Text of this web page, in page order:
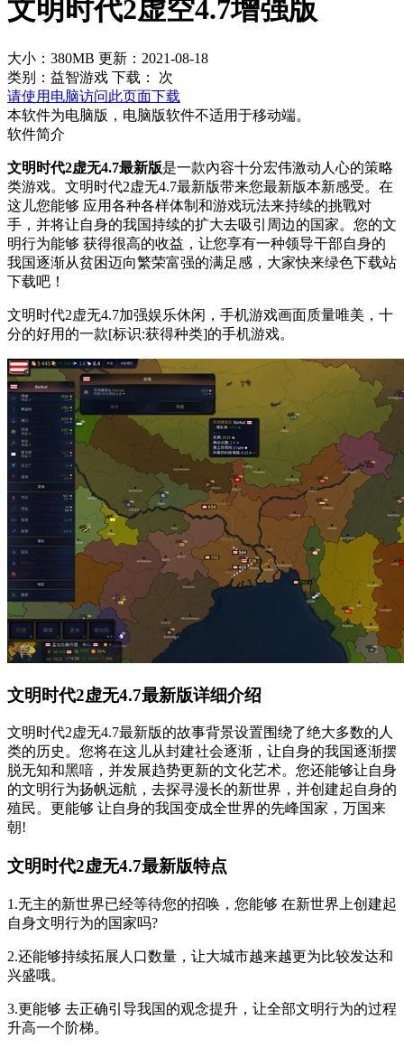
文明时代2虚空4.7增强版
大小：380MB 更新：2021-08-18
类别：益智游戏 下载：
次
请使用电脑访问此页面下载
本软件为电脑版，电脑版软件不适用于移动端。
软件简介
文明时代2虚无4.7最新版是一款內容十分宏伟激动人心的策略
类游戏。文明时代2虚无4.7最新版带来您最新版本新感受。在
这儿您能够 应用各种各样体制和游戏玩法来持续的挑戰对
手，并将让自身的我国持续的扩大去吸引周边的国家。您的文
明行为能够 获得很高的收益，让您享有一种领导干部自身的
我国逐渐从贫困迈向繁荣富强的满足感，大家快来绿色下载站
下载吧！
文明时代2虚无4.7加强娱乐休闲，手机游戏画面质量唯美，十
分的好用的一款[标识:获得种类]的手机游戏。
文明时代2虚无4.7最新版详细介绍
文明时代2虚无4.7最新版的故事背景设置围绕了绝大多数的人
类的历史。您将在这儿从封建社会逐渐，让自身的我国逐渐摆
脱无知和黑喑，并发展趋势更新的文化艺术。您还能够让自身
的文明行为扬帆远航，去探寻漫长的新世界，并创建起自身的
殖民。更能够 让自身的我国变成全世界的先峰国家，万国来
朝!
文明时代2虚无4.7最新版特点
1.无主的新世界已经等待您的招唤，您能够 在新世界上创建起
自身文明行为的国家吗?
2.还能够持续拓展人口数量，让大城市越来越更为比较发达和
兴盛哦。
3.更能够 去正确引导我国的观念提升，让全部文明行为的过程
升高一个阶梯。